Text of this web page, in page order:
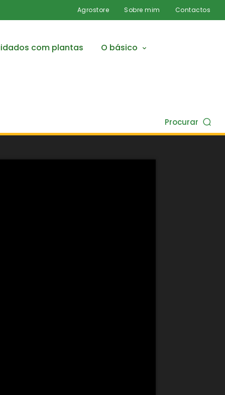
Agrostore Sobre mim Contactos
com plantas O básico
Procurar